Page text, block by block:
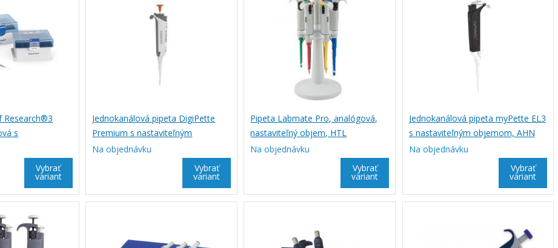
Research®3
s
Vybrať
variant
Jednokanálová pipeta DigiPette
Premium s nastaviteľným
objemom, DIGIPETTE
Na objednávku
Vybrať
variant
Pipeta Labmate Pro, analógová,
nastaviteľný objem, HTL
Na objednávku
Vybrať
variant
Jednokanálová pipeta myPette EL3
s nastaviteľným objemom, AHN
Na objednávku
Vybrať
variant